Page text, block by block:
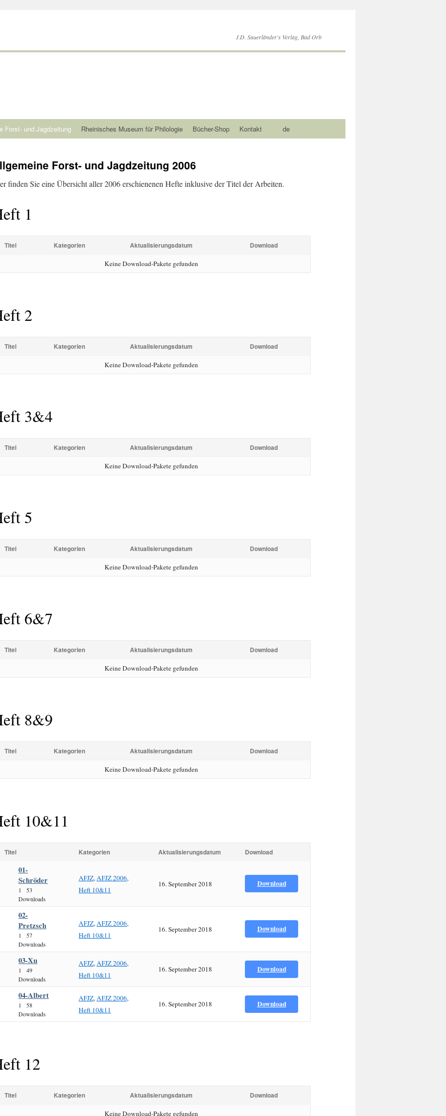
J.D. Sauerländer's Verlag, Bad Orb
Forst- und Jagdzeitung Rheinisches Museum für Philologie Bücher-Shop Kontakt de
Forst- und Jagdzeitung 2006
finden Sie eine Übersicht aller 2006 erschienenen Hefte inklusive der Titel der Arbeiten.
1
Titel Kategorien Aktualisierungsdatum Download
Keine Download-Pakete gefunden
2
Titel Kategorien Aktualisierungsdatum Download
Keine Download-Pakete gefunden
3&4
Titel Kategorien Aktualisierungsdatum Download
Keine Download-Pakete gefunden
5
Titel Kategorien Aktualisierungsdatum Download
Keine Download-Pakete gefunden
6&7
Titel Kategorien Aktualisierungsdatum Download
Keine Download-Pakete gefunden
8&9
Titel Kategorien Aktualisierungsdatum Download
Keine Download-Pakete gefunden
10&11
Titel Kategorien Aktualisierungsdatum Download
01-
Schröder
1
53
Downloads
AFJZ,AFJZ 2006,
Heft 10&11
16. September 2018 Download
02-
Pretzsch
1
57
Downloads
AFJZ,AFJZ 2006,
Heft 10&11
16. September 2018 Download
03-Xu
1
49
Downloads
AFJZ,AFJZ 2006,
Heft 10&11
16. September 2018 Download
04-Albert
1
58
Downloads
AFJZ,AFJZ 2006,
Heft 10&11
16. September 2018 Download
12
Titel Kategorien Aktualisierungsdatum Download
Keine Download-Pakete gefunden